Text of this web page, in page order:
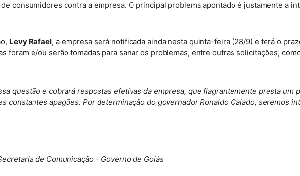
consumidores contra a empresa. O principal problema apontado é justamente a
Levy Rafael, a empresa será notificada ainda nesta quinta-feira (28/9) e terá o
foram e/ou serão tomadas para sanar os problemas, entre outras solicitações,
questão e cobrará respostas efetivas da empresa, que flagrantemente presta
constantes apagões. Por determinação do governador Ronaldo Caiado, seremos
de Comunicação - Governo de Goiás